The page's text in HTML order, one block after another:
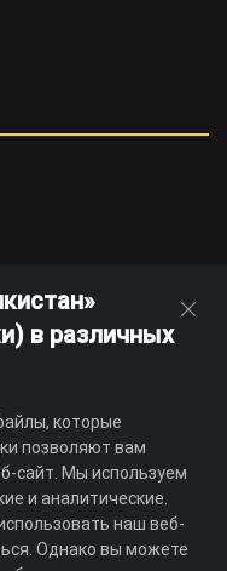
в различных
которые
позволяют вам
сайт. Мы используем
и аналитические.
наш веб-
Однако вы можете